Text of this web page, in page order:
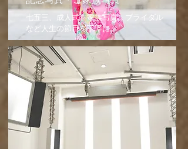
七五三、成人式、家族写真、ブライダル
など人生の節目を丁寧に。